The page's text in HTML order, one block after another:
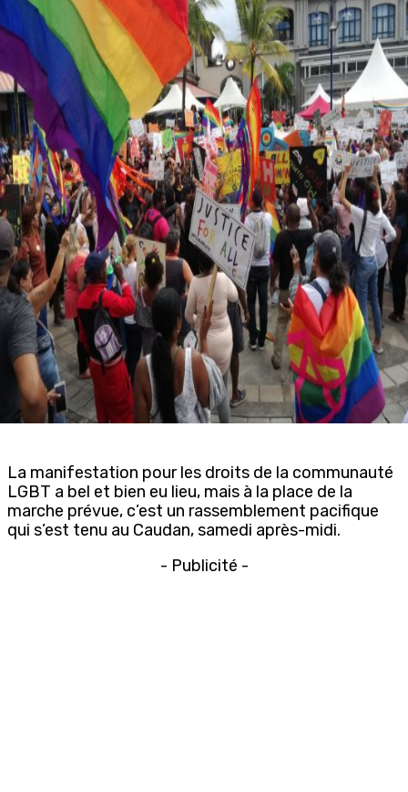
La manifestation pour les droits de la communauté
LGBT a bel et bien eu lieu, mais à la place de la
marche prévue, c’est un rassemblement pacifique
qui s’est tenu au Caudan, samedi après-midi.
- Publicité -